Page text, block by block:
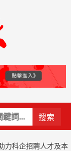
力科企招聘人才及本